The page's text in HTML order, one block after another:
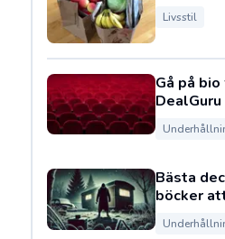
Livsstil
Gå på
DealGuru
Bästa
böcker